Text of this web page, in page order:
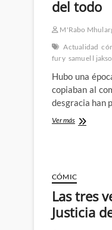
Windu
del todo
M'Rabo
Actualidad
fury samuel l
Hubo una
copiaban al
desgracia han
Ver másNick
a
volver
negro
del
todo
CÓMIC
Las tres
Justicia